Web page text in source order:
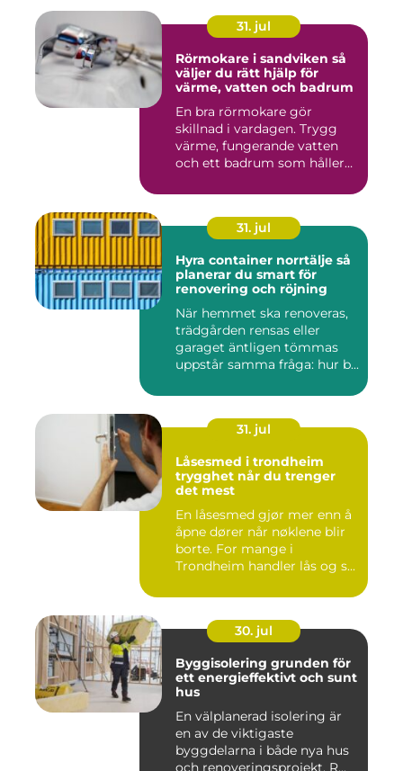
31. jul
Rörmokare i sandviken så
väljer du rätt hjälp för
värme, vatten och badrum
En bra rörmokare gör
skillnad i vardagen. Trygg
värme, fungerande vatten
och ett badrum som håller
31. jul
Hyra container norrtälje så
planerar du smart för
renovering och röjning
När hemmet ska renoveras,
trädgården rensas eller
garaget äntligen tömmas
uppstår samma fråga: hur b...
31. jul
Låsesmed i trondheim
trygghet når du trenger
det mest
En låsesmed gjør mer enn å
åpne dører når nøklene blir
borte. For mange i
Trondheim handler lås og s...
30. jul
Byggisolering grunden för
ett energieffektivt och sunt
hus
En välplanerad isolering är
en av de viktigaste
byggdelarna i både nya hus
och renoveringsprojekt. R...